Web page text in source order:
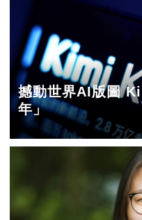
撼動世界AI版圖
年」